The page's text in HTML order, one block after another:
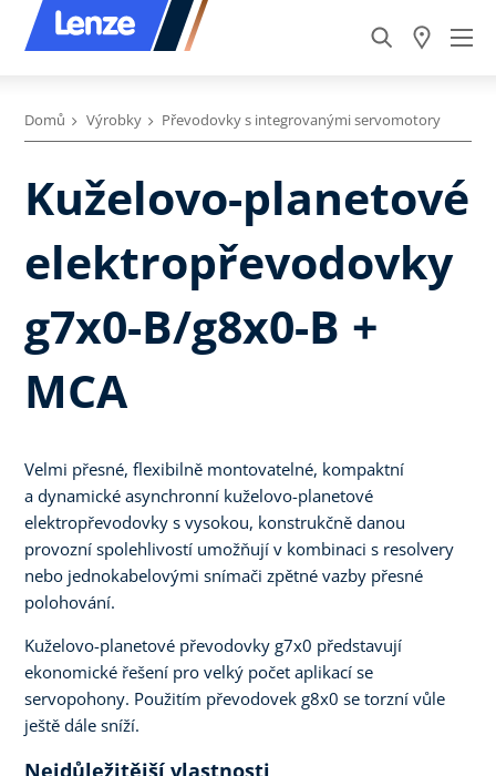
Domů Výrobky Převodovky s integrovanými servomotory
Kuželovo-planetové
elektropřevodovky
g7x0-B/g8x0-B +
MCA
Velmi přesné, flexibilně montovatelné, kompaktní
a dynamické asynchronní kuželovo-planetové
elektropřevodovky s vysokou, konstrukčně danou
provozní spolehlivostí umožňují v kombinaci s resolvery
nebo jednokabelovými snímači zpětné vazby přesné
polohování.
Kuželovo-planetové převodovky g7x0 představují
ekonomické řešení pro velký počet aplikací se
servopohony. Použitím převodovek g8x0 se torzní vůle
ještě dále sníží.